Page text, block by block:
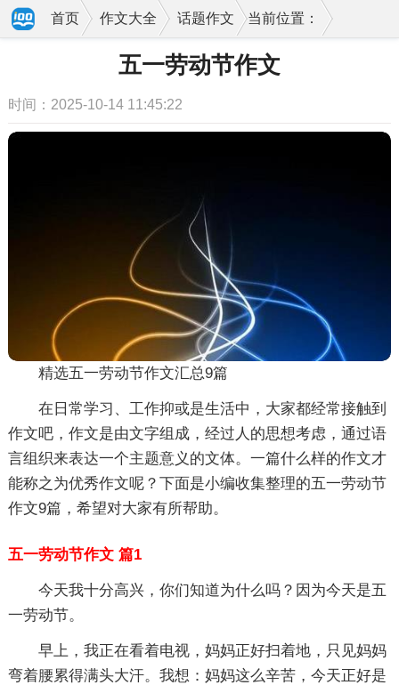
当前位置：
首页 作文大全 话题作文
五一劳动节作文
时间：2025-10-14 11:45:22
精选五一劳动节作文汇总9篇
在日常学习、工作抑或是生活中，大家都经常接触到
作文吧，作文是由文字组成，经过人的思想考虑，通过语
言组织来表达一个主题意义的文体。一篇什么样的作文才
能称之为优秀作文呢？下面是小编收集整理的五一劳动节
作文9篇，希望对大家有所帮助。
五一劳动节作文 篇1
今天我十分高兴，你们知道为什么吗？因为今天是五
一劳动节。
早上，我正在看着电视，妈妈正好扫着地，只见妈妈
弯着腰累得满头大汗。我想：妈妈这么辛苦，今天正好是